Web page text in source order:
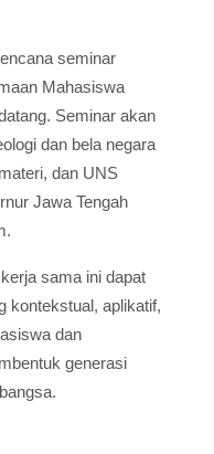
seminar
Mahasiswa
Seminar akan
dan bela negara
dan UNS
Jawa Tengah
sama ini dapat
kontekstual, aplikatif,
dan
generasi